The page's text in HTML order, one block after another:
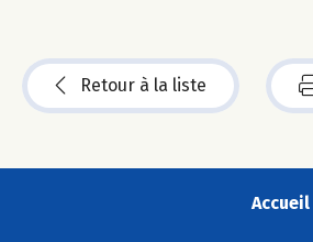
Retour à la liste
Accueil